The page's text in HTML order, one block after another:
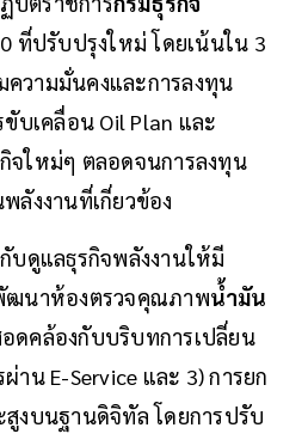
ที่ปรับปรุงใหม่ โดยเน้นใน 3
ความมั่นคงและการลงทุน
บเคลื่อน Oil Plan และ
จใหม่ๆ ตลอดจนการลงทุน
ลังงานที่เกี่ยวข้อง
บดูแลธุรกิจพลังงานให้มี
ฒนาห้องตรวจคุณภาพน้ำมัน
ดคล้องกับบริบทการเปลี่ยน
าน E-Service และ 3) การยก
งบนฐานดิจิทัล โดยการปรับ